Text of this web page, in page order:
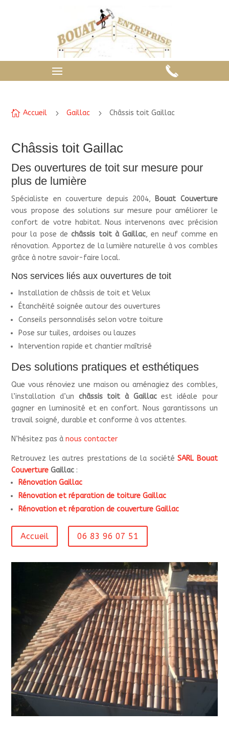
 Accueil 5 Gaillac 5 Châssis toit Gaillac
Châssis toit Gaillac
Des ouvertures de toit sur mesure pour
plus de lumière
Spécialiste en couverture depuis 2004, Bouat Couverture
vous propose des solutions sur mesure pour améliorer le
confort de votre habitat. Nous intervenons avec précision
pour la pose dechâssis toit à Gaillac, en neuf comme en
rénovation. Apportez de la lumière naturelle à vos combles
grâce à notre savoir-faire local.
Nos services liés aux ouvertures de toit
Installation de châssis de toit et Velux
Étanchéité soignée autour des ouvertures
Conseils personnalisés selon votre toiture
Pose sur tuiles, ardoises ou lauzes
Intervention rapide et chantier maîtrisé
Des solutions pratiques et esthétiques
Que vous rénoviez une maison ou aménagiez des combles,
l’installation d’un châssis toit à Gaillacest idéale pour
gagner en luminosité et en confort. Nous garantissons un
travail soigné, durable et conforme à vos attentes.
N’hésitez pas ànous contacter
Retrouvez les autres prestations de la sociétéSARL Bouat
Couverture Gaillac :
Rénovation Gaillac
Rénovation et réparation de toiture Gaillac
Rénovation et réparation de couverture Gaillac
Accueil 06 83 96 07 51